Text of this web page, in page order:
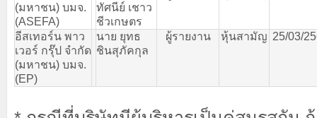
(มหาชน) บมจ.
(ASEFA)
ทัศนีย์ เชาว
ชีวเกษตร
อีสเทอร์น พาว
เวอร์ กรุ๊ป จำกัด
(มหาชน) บมจ.
(EP)
นาย ยุทธ
ชินสุภัคกุล
ผู้รายงาน หุ้นสามัญ 25/03/